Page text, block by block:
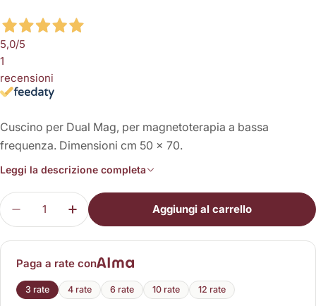
5,0/5
1
recensioni
Cuscino per Dual Mag, per magnetoterapia a bassa
frequenza. Dimensioni cm 50 x 70.
Leggi la descrizione completa
Quantità
Diminuisci la quantità per Cuscino BF Dual Mag
Aumenta la quantità per Cuscino BF
Aggiungi al carrello
Paga a rate con
3 rate 4 rate 6 rate 10 rate 12 rate